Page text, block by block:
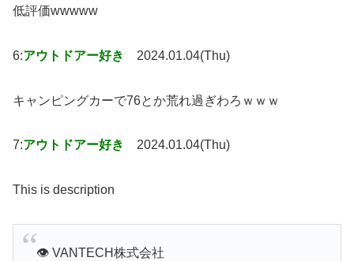
低評価wwwww
6:アウトドアー好き 2024.01.04(Thu)
キャンピングカーで76とか荒れ過ぎわろｗｗｗ
7:アウトドアー好き 2024.01.04(Thu)
This is description
👁 VANTECH株式会社